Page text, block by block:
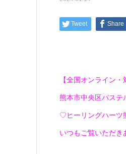
Tweet Share
【全国オンライン・
熊本市中央区パステ
♡ヒーリングハーツ
いつもご覧いただき